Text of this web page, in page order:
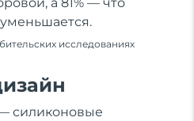
а 81% — что
исследованиях
силиконовые